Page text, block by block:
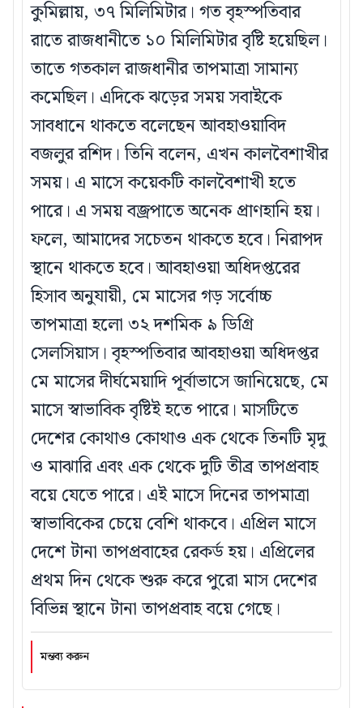
কুমিল্লায়, ৩৭ মিলিমিটার। গত বৃহস্পতিবার
রাতে রাজধানীতে ১০ মিলিমিটার বৃষ্টি হয়েছিল।
তাতে গতকাল রাজধানীর তাপমাত্রা সামান্য
কমেছিল। এদিকে ঝড়ের সময় সবাইকে
সাবধানে থাকতে বলেছেন আবহাওয়াবিদ
বজলুর রশিদ। তিনি বলেন, এখন কালবৈশাখীর
সময়। এ মাসে কয়েকটি কালবৈশাখী হতে
পারে। এ সময় বজ্রপাতে অনেক প্রাণহানি হয়।
ফলে, আমাদের সচেতন থাকতে হবে। নিরাপদ
স্থানে থাকতে হবে। আবহাওয়া অধিদপ্তরের
হিসাব অনুযায়ী, মে মাসের গড় সর্বোচ্চ
তাপমাত্রা হলো ৩২ দশমিক ৯ ডিগ্রি
সেলসিয়াস। বৃহস্পতিবার আবহাওয়া অধিদপ্তর
মে মাসের দীর্ঘমেয়াদি পূর্বাভাসে জানিয়েছে, মে
মাসে স্বাভাবিক বৃষ্টিই হতে পারে। মাসটিতে
দেশের কোথাও কোথাও এক থেকে তিনটি মৃদু
ও মাঝারি এবং এক থেকে দুটি তীব্র তাপপ্রবাহ
বয়ে যেতে পারে। এই মাসে দিনের তাপমাত্রা
স্বাভাবিকের চেয়ে বেশি থাকবে। এপ্রিল মাসে
দেশে টানা তাপপ্রবাহের রেকর্ড হয়। এপ্রিলের
প্রথম দিন থেকে শুরু করে পুরো মাস দেশের
বিভিন্ন স্থানে টানা তাপপ্রবাহ বয়ে গেছে।
মন্তব্য করুন